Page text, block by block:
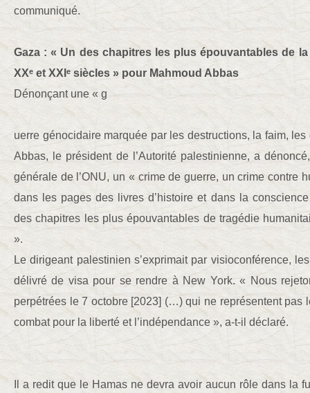
communiqué.
Gaza : « Un des chapitres les plus épouvantables de
XXᵉ et XXIᵉ siècles » pour Mahmoud Abbas
Dénonçant une « g
uerre génocidaire marquée par les destructions, la faim,
Abbas, le président de l’Autorité palestinienne, a
générale de l’ONU, un « crime de guerre, un crime contre
dans les pages des livres d’histoire et dans la conscience
des chapitres les plus épouvantables de tragédie
».
Le dirigeant palestinien s’exprimait par visioconférence,
délivré de visa pour se rendre à New York. « Nous
perpétrées le 7 octobre [2023] (…) qui ne représentent pas
combat pour la liberté et l’indépendance », a-t-il déclaré.
Il a redit que le Hamas ne devra avoir aucun rôle dans la